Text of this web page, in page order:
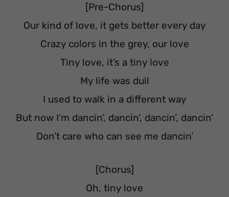
[Pre-Chorus]
Our kind of love, it gets better every day
Crazy colors in the grey, our love
Tiny love, it’s a tiny love
My life was dull
I used to walk in a different way
But now I’m dancin’, dancin’, dancin’, dancin’
Don’t care who can see me dancin’
[Chorus]
Oh, tiny love